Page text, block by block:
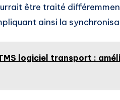
être traité
ainsi la
logiciel transport :